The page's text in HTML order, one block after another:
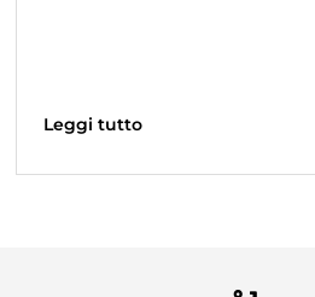
Leggi tutto